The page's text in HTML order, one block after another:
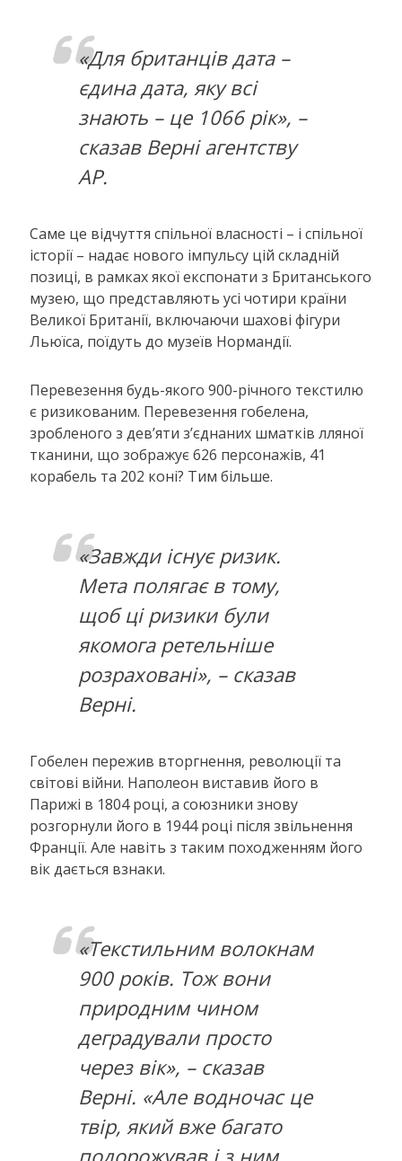
«Для британців дата –
єдина дата, яку всі
знають – це 1066 рік», –
сказав Верні агентству
AP.
Саме це відчуття спільної власності – і спільної
історії – надає нового імпульсу цій складній
позиці, в рамках якої експонати з Британського
музею, що представляють усі чотири країни
Великої Британії, включаючи шахові фігури
Льюїса, поїдуть до музеїв Нормандії.
Перевезення будь-якого 900-річного текстилю
є ризикованим. Перевезення гобелена,
зробленого з дев’яти з’єднаних шматків лляної
тканини, що зображує 626 персонажів, 41
корабель та 202 коні? Тим більше.
«Завжди існує ризик.
Мета полягає в тому,
щоб ці ризики були
якомога ретельніше
розраховані», – сказав
Верні.
Гобелен пережив вторгнення, революції та
світові війни. Наполеон виставив його в
Парижі в 1804 році, а союзники знову
розгорнули його в 1944 році після звільнення
Франції. Але навіть з таким походженням його
вік дається взнаки.
«Текстильним волокнам
900 років. Тож вони
природним чином
деградували просто
через вік», – сказав
Верні. «Але водночас це
твір, який вже багато
подорожував і з ним